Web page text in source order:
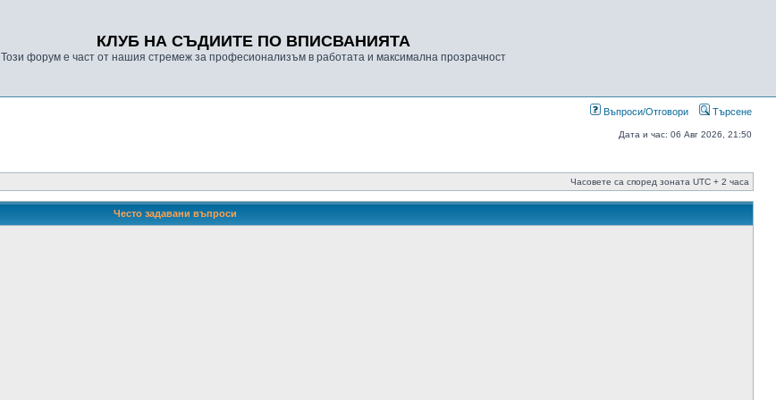
КЛУБ НА СЪДИИТЕ ПО ВПИСВАНИЯТА
Този форум е част от нашия стремеж за професионализъм в работата и максимална прозрачност
Въпроси/Отговори Търсене
Дата и час: 06 Авг 2026, 21:50
Часовете са според зоната UTC + 2 часа
Често задавани въпроси